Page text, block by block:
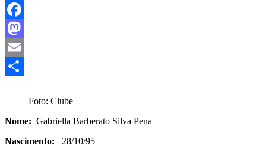
Facebook
Mastodon
Email
Foto: Clube
Nome: Gabriella Barberato Silva Pena
Nascimento: 28/10/95